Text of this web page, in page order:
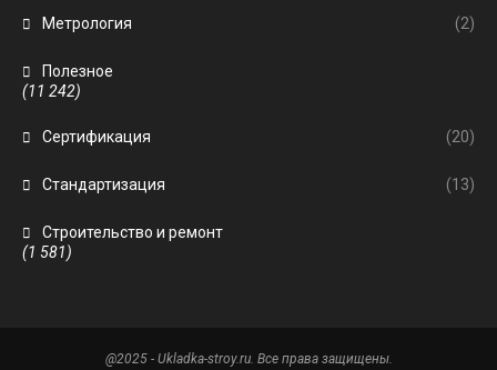
Метрология (2)
Полезное
(11 242)
Сертификация (20)
Стандартизация (13)
Строительство и ремонт
(1 581)
@2025 - Ukladka-stroy.ru. Все права защищены.